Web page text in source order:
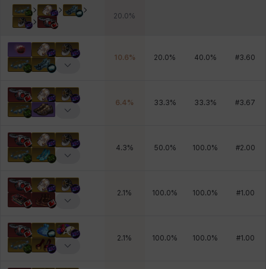
20.0%
10.6% 20.0% 40.0% #3.60
6.4% 33.3% 33.3% #3.67
4.3% 50.0% 100.0% #2.00
2.1% 100.0% 100.0% #1.00
2.1% 100.0% 100.0% #1.00